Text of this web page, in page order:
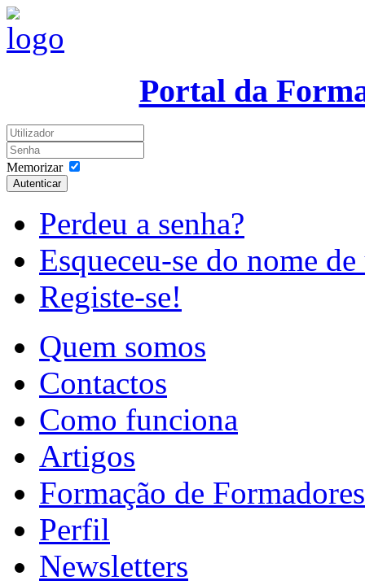
Portal da
Memorizar
Autenticar
Perdeu a senha?
Esqueceu-se do nome
Registe-se!
Quem somos
Contactos
Como funciona
Artigos
Formação de Formadores
Perfil
Newsletters